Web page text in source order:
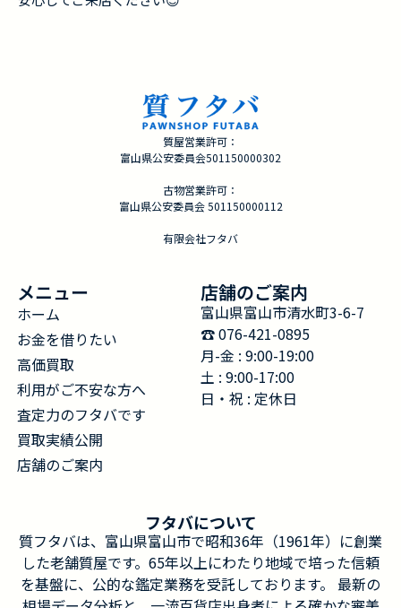
質屋営業許可：
富山県公安委員会501150000302
古物営業許可：
富山県公安委員会 501150000112
有限会社フタバ
メニュー
ホーム
お金を借りたい
高価買取
利用がご不安な方へ
査定力のフタバです
買取実績公開
店舗のご案内
店舗のご案内
富山県富山市清水町3-6-7
☎︎ 076-421-0895
月-金 : 9:00-19:00
土 : 9:00-17:00
日・祝 : 定休日
フタバについて
質フタバは、富山県富山市で昭和36年（1961年）に創業
した老舗質屋です。65年以上にわたり地域で培った信頼
を基盤に、公的な鑑定業務を受託しております。 最新の